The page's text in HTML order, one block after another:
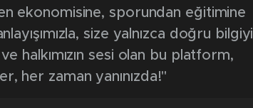
ekonomisine, sporundan eğitimine
size yalnızca doğru bilgiyi
halkımızın sesi olan bu platform,
her zaman yanınızda!"